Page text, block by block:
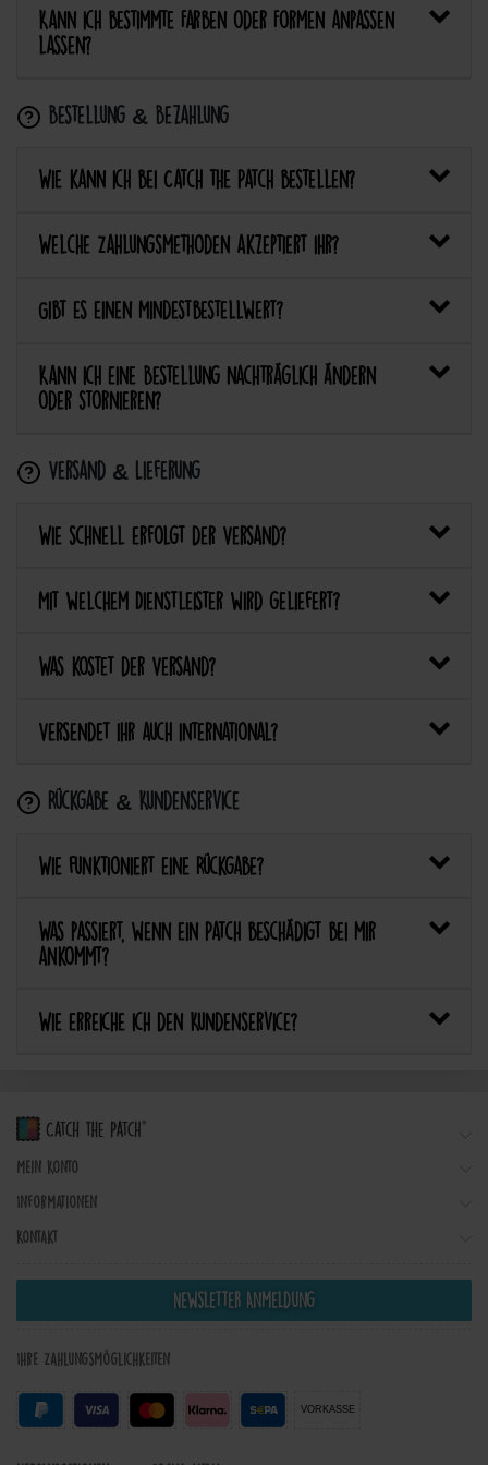
Kann ich bestimmte Farben oder Formen anpassen
lassen?
Bestellung & Bezahlung
Wie kann ich bei Catch the Patch bestellen?
Welche Zahlungsmethoden akzeptiert ihr?
Gibt es einen Mindestbestellwert?
Kann ich eine Bestellung nachträglich ändern
oder stornieren?
Versand & Lieferung
Wie schnell erfolgt der Versand?
Mit welchem Dienstleister wird geliefert?
Was kostet der Versand?
Versendet ihr auch international?
Rückgabe & Kundenservice
Wie funktioniert eine Rückgabe?
Was passiert, wenn ein Patch beschädigt bei mir
ankommt?
Wie erreiche ich den Kundenservice?
Mein Konto
Informationen
Kontakt
Newsletter Anmeldung
Ihre Zahlungsmöglichkeiten
VORKASSE